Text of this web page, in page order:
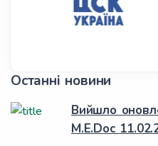
Останні новини
Вийшло
M.E.Doc